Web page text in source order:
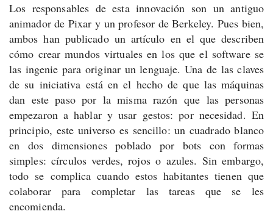
Los responsables de esta innovación son un antiguo
animador de Pixar y un profesor de Berkeley. Pues bien,
ambos han publicado un artículo en el que describen
cómo crear mundos virtuales en los que el software se
las ingenie para originar un lenguaje. Una de las claves
de su iniciativa está en el hecho de que las máquinas
dan este paso por la misma razón que las personas
empezaron a hablar y usar gestos: por necesidad. En
principio, este universo es sencillo: un cuadrado blanco
en dos dimensiones poblado por bots con formas
simples: círculos verdes, rojos o azules. Sin embargo,
todo se complica cuando estos habitantes tienen que
colaborar para completar las tareas que se les
encomienda.